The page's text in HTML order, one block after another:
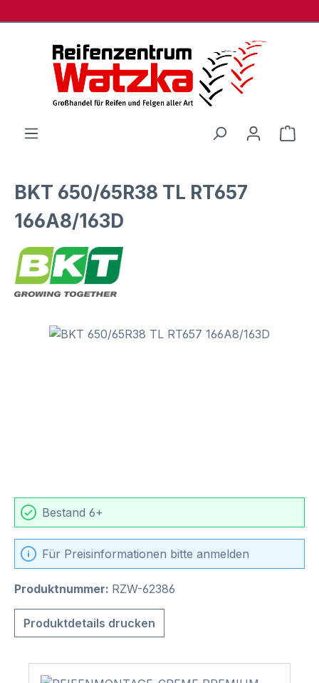
BKT 650/65R38 TL RT657
166A8/163D
Bildergalerie überspringen
Bestand 6+
Für Preisinformationen bitte anmelden
Produktnummer: RZW-62386
Produktdetails drucken